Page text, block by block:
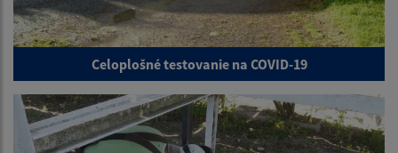
Celoplošné testovanie na COVID-19